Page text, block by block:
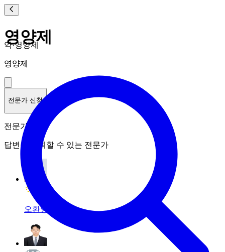
영양제
약·영양제
영양제
전문가 신청
전문가 랭킹
답변을 신뢰할 수 있는 전문가
오환영